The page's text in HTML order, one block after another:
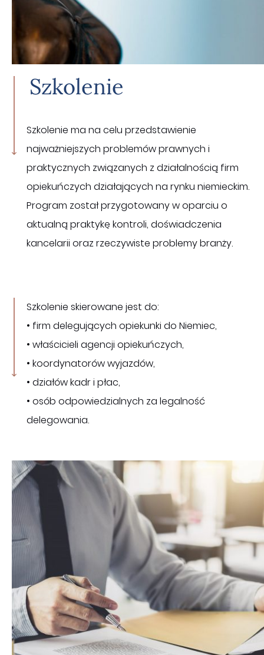
Szkolenie
Szkolenie ma na celu przedstawienie
najważniejszych problemów prawnych i
praktycznych związanych z działalnością firm
opiekuńczych działających na rynku niemieckim.
Program został przygotowany w oparciu o
aktualną praktykę kontroli, doświadczenia
kancelarii oraz rzeczywiste problemy branży.
Szkolenie skierowane jest do:
• firm delegujących opiekunki do Niemiec,
• właścicieli agencji opiekuńczych,
• koordynatorów wyjazdów,
• działów kadr i płac,
• osób odpowiedzialnych za legalność
delegowania.